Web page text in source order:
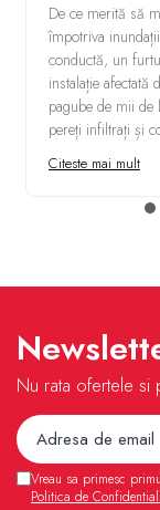
De ce merită să
împotriva
conductă, un
instalație afectată
pagube de mii
pereți infiltrați și
Citeste mai mult
Nu rata ofertele si
Vreau sa primesc
Politica de